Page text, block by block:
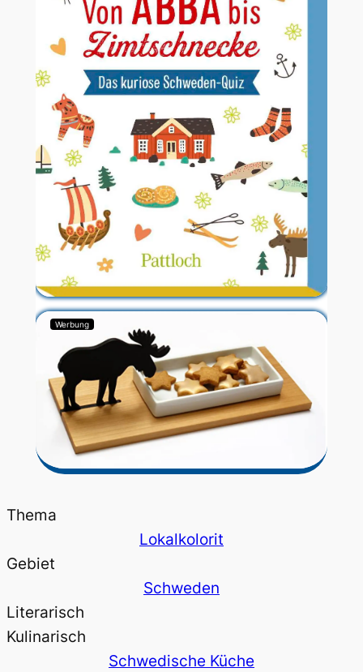
Werbung
Thema
Lokalkolorit
Gebiet
Schweden
Literarisch
Kulinarisch
Schwedische Küche